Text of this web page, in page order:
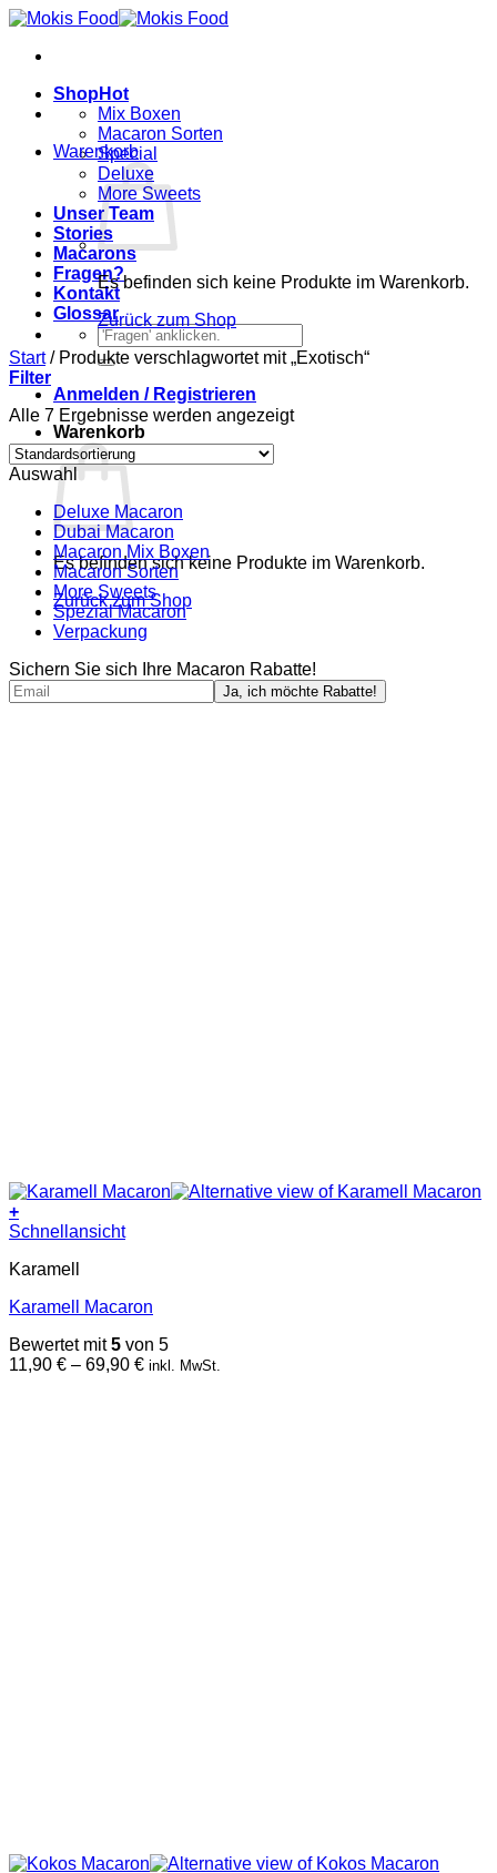
Zum
springen
Shop
Mix Boxen
Macaron Sorten
Special
Deluxe
More Sweets
Unser Team
Stories
Macarons
Fragen?
Kontakt
Glossar
Suchen
nach:
Anmelden / Registrieren
Warenkorb
Es befinden sich keine Produkte im Warenkorb.
Zurück zum Shop
Warenkorb
Es befinden sich keine Produkte im Warenkorb.
Zurück zum Shop
Start /Produkte verschlagwortet mit „Exotisch“
Filter
Alle 7 Ergebnisse werden angezeigt
Auswahl
Deluxe Macaron
Dubai Macaron
Macaron Mix Boxen
Macaron Sorten
More Sweets
Spezial Macaron
Verpackung
Sichern Sie sich Ihre Macaron Rabatte!
+
Dieses
weist
Varianten
Die
Optionen
Schnellansicht
Karamell
Karamell Macaron
Bewertet mit5 von 5
11,90 € – 69,90 €Preisspanne:
inkl. MwSt.